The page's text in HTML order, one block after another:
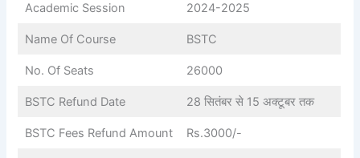
Academic Session 2024-2025
Name Of Course BSTC
No. Of Seats 26000
BSTC Refund Date 28 सितंबर से 15 अक्टूबर तक
BSTC Fees Refund Amount Rs.3000/-